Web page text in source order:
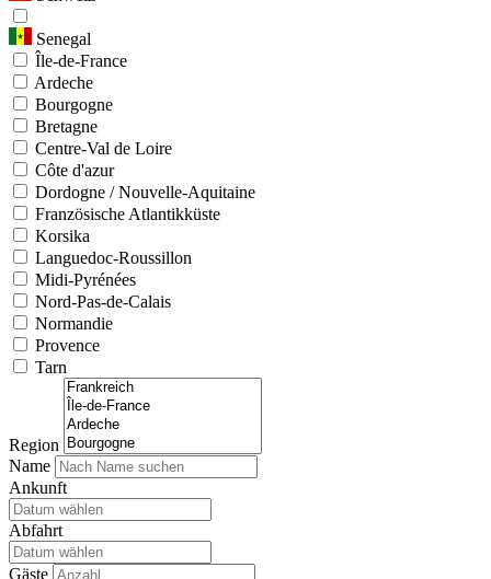
Senegal
Île-de-France
Ardeche
Bourgogne
Bretagne
Centre-Val de Loire
Côte d'azur
Dordogne / Nouvelle-Aquitaine
Französische Atlantikküste
Korsika
Languedoc-Roussillon
Midi-Pyrénées
Nord-Pas-de-Calais
Normandie
Provence
Tarn
Region
Name
Ankunft
Abfahrt
Gäste